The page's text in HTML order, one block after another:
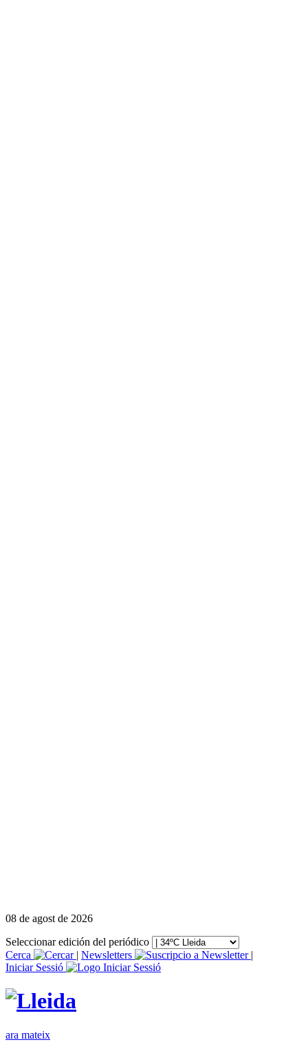
08 de agost de 2026
Seleccionar edición del periódico
Cerca
| Newsletters
|
Iniciar Sessió
ara mateix